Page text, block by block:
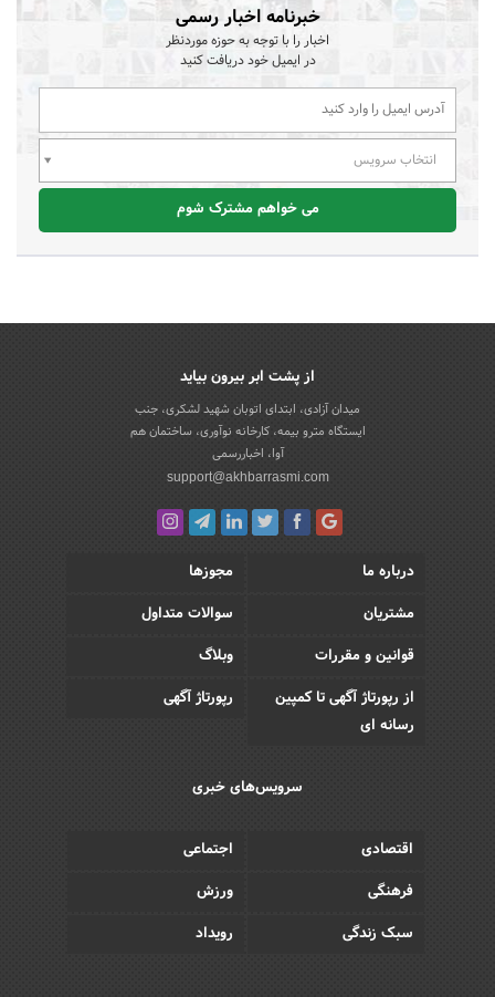
خبرنامه اخبار رسمی
اخبار را با توجه به حوزه موردنظر
در ایمیل خود دریافت کنید
انتخاب سرویس
می خواهم مشترک شوم
از پشت ابر بیرون بیاید
میدان آزادی، ابتدای اتوبان شهید لشکری، جنب
ایستگاه مترو بیمه، کارخانه نوآوری، ساختمان هم
آوا، اخباررسمی
support@akhbarrasmi.com
درباره ما
مجوزها
مشتریان
سوالات متداول
قوانین و مقررات
وبلاگ
از رپورتاژ آگهی تا کمپین
رسانه ای
رپورتاژ آگهی
سرویس‌های خبری
اقتصادی
اجتماعی
فرهنگی
ورزش
سبک زندگی
رویداد